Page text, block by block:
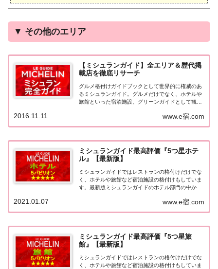
▼ その他のエリア
【ミシュランガイド】全エリア＆歴代掲
載店を徹底リサーチ
グルメ格付けガイドブックとして世界的に権威のあ
るミシュランガイド。グルメだけでなく、ホテルや
旅館といった宿泊施設、グリーンガイドとして観光
本版としては、2007年11月20日に「ミシュランガイ
ド東京版2008」が発売されてからエリアを...
www.e宿.com
2016.11.11
ミシュランガイド最高評価『5つ星ホテ
ル』【最新版】
ミシュランガイドではレストランの格付けだけでな
く、ホテルや旅館など宿泊施設の格付けもしていま
す。最新版ミシュランガイドのホテル部門の中から
をまとめてみました♪ いずれのホテルも人気ランキ
ングなどで常に上位を賑わす有名ホテル。各ホテル
www.e宿.com
2021.01.07
ミシュランガイド最高評価『5つ星旅
館』【最新版】
ミシュランガイドではレストランの格付けだけでな
く、ホテルや旅館など宿泊施設の格付けもしていま